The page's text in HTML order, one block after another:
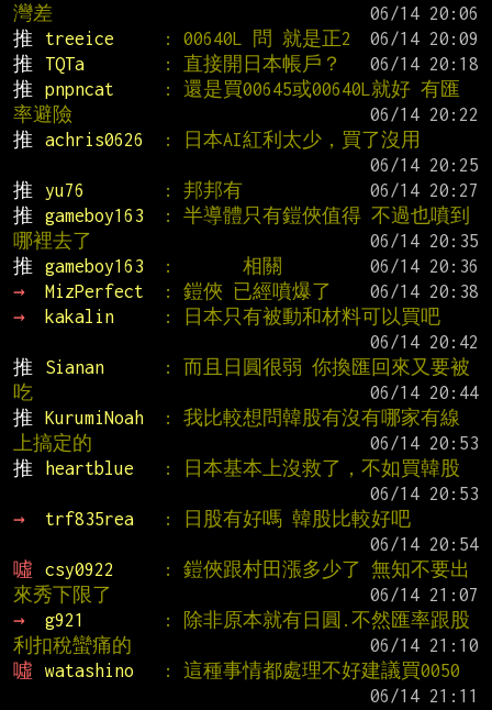
灣差
推
treeice : 00640L 問 就是正2
推
TQTa : 直接開日本帳戶？
推
pnpncat
: 還是買00645或00640L就好 有匯
率避險
推
achris0626
: 日本AI紅利太少，買了沒用
推
yu76 : 邦邦有
推
gameboy163
: 半導體只有鎧俠值得 不過也噴到
哪裡去了
推
gameboy163 :       相關
→
MizPerfect : 鎧俠 已經噴爆了
→
kakalin
: 日本只有被動和材料可以買吧
推
Sianan
: 而且日圓很弱 你換匯回來又要被
吃
推
KurumiNoah
: 我比較想問韓股有沒有哪家有線
上搞定的
推
heartblue
: 日本基本上沒救了，不如買韓股
→
trf835rea
: 日股有好嗎 韓股比較好吧
噓
csy0922
: 鎧俠跟村田漲多少了 無知不要出
來秀下限了
→
g921
: 除非原本就有日圓.不然匯率跟股
利扣稅蠻痛的
噓
watashino
: 這種事情都處理不好建議買0050